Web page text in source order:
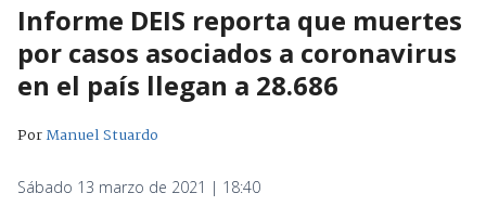
Informe DEIS reporta que muertes
por casos asociados a coronavirus
en el país llegan a 28.686
PorManuel Stuardo
Sábado 13 marzo de 2021 | 18:40